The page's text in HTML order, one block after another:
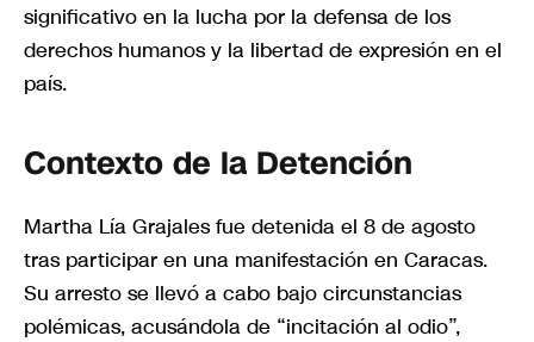
significativo en la lucha por la defensa de los
derechos humanos y la libertad de expresión en el
país.
Contexto de la Detención
Martha Lía Grajales fue detenida el 8 de agosto
tras participar en una manifestación en Caracas.
Su arresto se llevó a cabo bajo circunstancias
polémicas, acusándola de “incitación al odio”,